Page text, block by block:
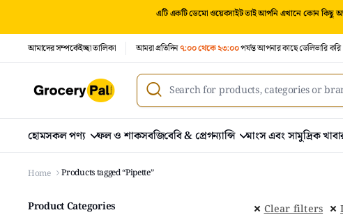
এটি একটি ডেমো ওয়েবসাইট তাই আপনি এখানে কোন কিছু
আমাদের সম্পর্কেইচ্ছা তালিকা আমরা প্রতিদিন৭:০০ থেকে ২৩:০০পর্যন্ত আপনার কাছে ডেলিভারি
হোমসকল পণ্য ফল ও শাকসবজিবেবি & প্রেগন্যান্সি মাংস এবং সামুদ্রিক
Home Products tagged “Pipette”
Clear filters
Product Categories